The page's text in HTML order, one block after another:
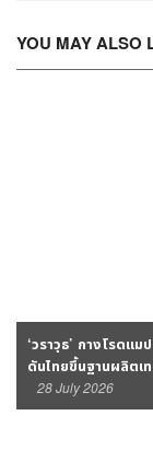
YOU MAY ALSO
‘วราวุธ’ กางโรดแ
ดันไทยขึ้นฐานผลิตเ
28 July 2026